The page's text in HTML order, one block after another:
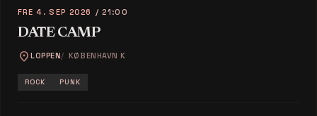
FRE 4. SEP 2026 / 21:00
DATE CAMP
location_on LOPPEN KØBENHAVN K
ROCK PUNK